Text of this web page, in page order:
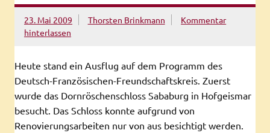
23. Mai 2009 Thorsten Brinkmann
Kommentar
hinterlassen
Heute stand ein Ausflug auf dem Programm des
Deutsch-Französischen-Freundschaftskreis. Zuerst
wurde das Dornröschenschloss Sababurg in Hofgeismar
besucht. Das Schloss konnte aufgrund von
Renovierungsarbeiten nur von aus besichtigt werden.